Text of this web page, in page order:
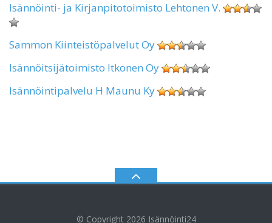
Isännöinti- ja Kirjanpitotoimisto Lehtonen V.
Sammon Kiinteistöpalvelut Oy
Isännöitsijätoimisto Itkonen Oy
Isännöintipalvelu H Maunu Ky
© Copyright 2026 Isännöinti24